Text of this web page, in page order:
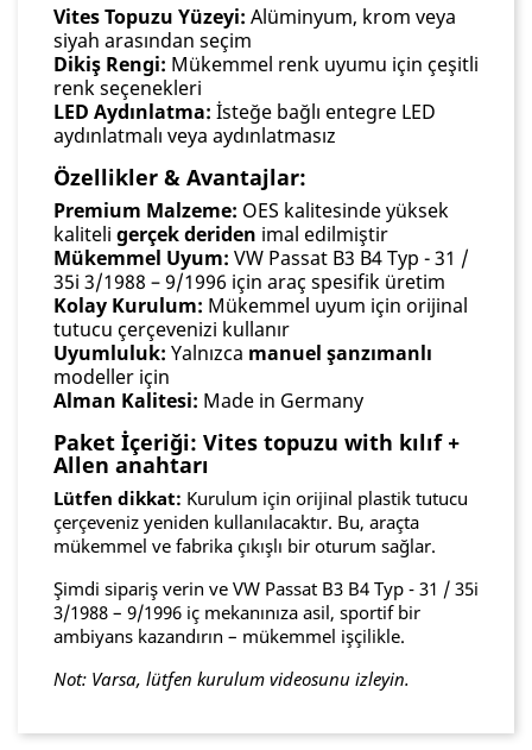
Vites Topuzu Yüzeyi: Alüminyum, krom veya
siyah arasından seçim
Dikiş Rengi: Mükemmel renk uyumu için çeşitli
renk seçenekleri
LED Aydınlatma: İsteğe bağlı entegre LED
aydınlatmalı veya aydınlatmasız
Özellikler & Avantajlar:
Premium Malzeme: OES kalitesinde yüksek
kaliteli gerçek deriden imal edilmiştir
Mükemmel Uyum: VW Passat B3 B4 Typ - 31 /
35i 3/1988 – 9/1996 için araç spesifik üretim
Kolay Kurulum: Mükemmel uyum için orijinal
tutucu çerçevenizi kullanır
Uyumluluk: Yalnızca manuel şanzımanlı
modeller için
Alman Kalitesi: Made in Germany
Paket İçeriği: Vites topuzu with kılıf +
Allen anahtarı
Lütfen dikkat: Kurulum için orijinal plastik tutucu
çerçeveniz yeniden kullanılacaktır. Bu, araçta
mükemmel ve fabrika çıkışlı bir oturum sağlar.
Şimdi sipariş verin ve VW Passat B3 B4 Typ - 31 / 35i
3/1988 – 9/1996 iç mekanınıza asil, sportif bir
ambiyans kazandırın – mükemmel işçilikle.
Not: Varsa, lütfen kurulum videosunu izleyin.